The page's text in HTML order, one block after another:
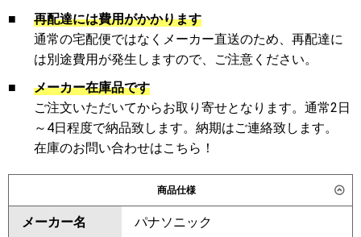
■
再配達には費用がかかります
通常の宅配便ではなくメーカー直送のため、再配達に
は別途費用が発生しますので、ご注意ください。
■
メーカー在庫品です
ご注文いただいてからお取り寄せとなります。通常2日
～4日程度で納品致します。納期はご連絡致します。
在庫のお問い合わせはこちら！
商品仕様
メーカー名 パナソニック